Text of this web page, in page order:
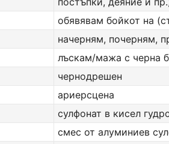
обявявам бойкот на
начерням, почерням,
лъскам/мажа с черна
чернодрешен
ариерсцена
сулфонат в кисел
смес от алуминиев